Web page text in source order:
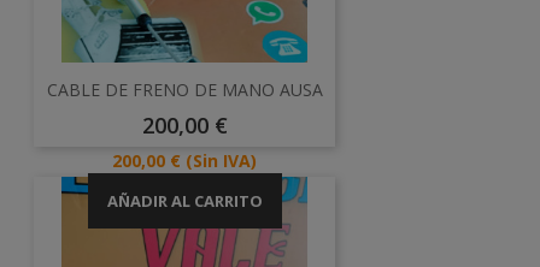
CABLE DE FRENO DE MANO AUSA
Precio
200,00 €
Precio
200,00 € (Sin IVA)
AÑADIR AL CARRITO